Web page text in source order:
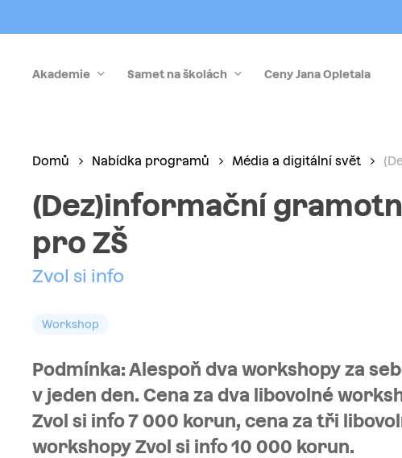
to
contentAkademie Samet na školách Ceny Jana Opletala
Domů Nabídka programů Média a digitální svět
(Dez)informační
pro ZŠ
Zvol si info
Workshop
Podmínka: Alespoň dva workshopy za
v jeden den. Cena za dva libovolné
Zvol si info 7 000 korun, cena za tři
workshopy Zvol si info 10 000 korun.